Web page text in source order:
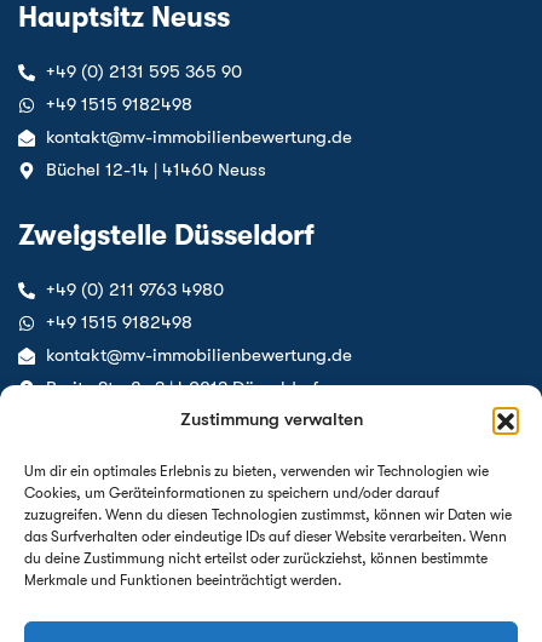
Zustimmung verwalten
Um dir ein optimales Erlebnis zu bieten, verwenden wir Technologien wie
Cookies, um Geräteinformationen zu speichern und/oder darauf
zuzugreifen. Wenn du diesen Technologien zustimmst, können wir Daten wie
das Surfverhalten oder eindeutige IDs auf dieser Website verarbeiten. Wenn
du deine Zustimmung nicht erteilst oder zurückziehst, können bestimmte
Merkmale und Funktionen beeinträchtigt werden.
Hauptsitz Neuss
+49 (0) 2131 595 365 90
‪+49 1515 9182498‬
kontakt@mv-immobilienbewertung.de
Büchel 12-14 | 41460 Neuss
Zweigstelle Düsseldorf
+49 (0) 211 9763 4980
‪+49 1515 9182498‬
kontakt@mv-immobilienbewertung.de
Breite Straße 3 | 40213 Düsseldorf
LinkedIn
Instagram
Als Experte bekannt aus